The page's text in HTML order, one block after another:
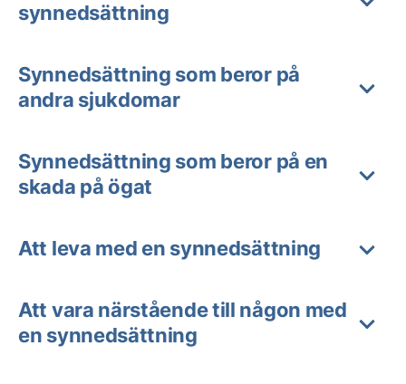
synnedsättning
Synnedsättning som beror på
andra sjukdomar
Synnedsättning som beror på en
skada på ögat
Att leva med en synnedsättning
Att vara närstående till någon med
en synnedsättning